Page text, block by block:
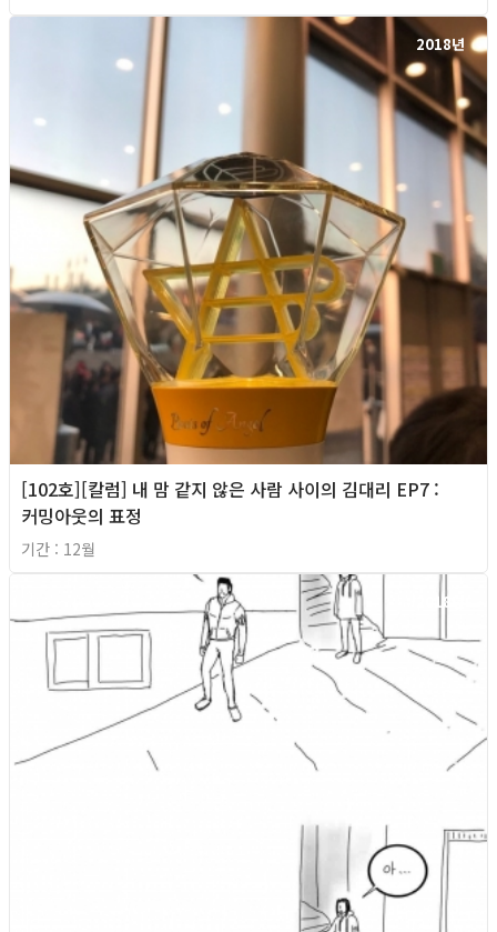
2018년
[102호][칼럼] 내 맘 같지 않은 사람 사이의 김대리 EP7 :
커밍아웃의 표정
기간 : 12월
2018년